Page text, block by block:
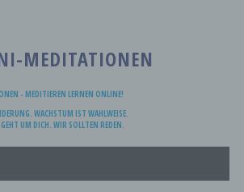
MEDITATIONEN
- MEDITIEREN LERNEN ONLINE!
WACHSTUM IST WAHLWEISE.
GEHT UM DICH. WIR SOLLTEN REDEN.